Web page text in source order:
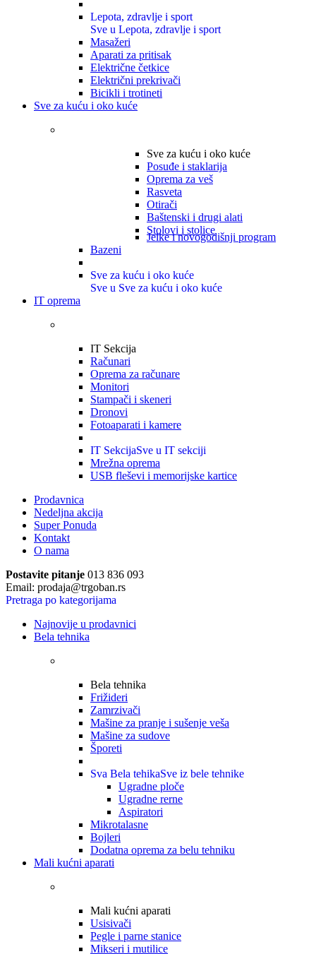
Lepota, zdravlje i sport
Sve u Lepota, zdravlje i sport
Masažeri
Aparati za pritisak
Električne četkice
Električni prekrivači
Bicikli i trotineti
Sve za kuću i oko kuće
Sve za kuću i oko kuće
Posuđe i staklarija
Oprema za veš
Rasveta
Otirači
Baštenski i drugi alati
Stolovi i stolice
Jelke i novogodišnji program
Bazeni
Sve za kuću i oko kuće
Sve u Sve za kuću i oko kuće
IT oprema
IT Sekcija
Računari
Oprema za računare
Monitori
Stampači i skeneri
Dronovi
Fotoaparati i kamere
IT SekcijaSve u IT sekciji
Mrežna oprema
USB fleševi i memorijske kartice
Prodavnica
Nedeljna akcija
Super Ponuda
Kontakt
O nama
Postavite pitanje 013 836 093
Email: prodaja@trgoban.rs
Pretraga po kategorijama
Najnovije u prodavnici
Bela tehnika
Bela tehnika
Frižideri
Zamrzivači
Mašine za pranje i sušenje veša
Mašine za sudove
Šporeti
Sva Bela tehikaSve iz bele tehnike
Ugradne ploče
Ugradne rerne
Aspiratori
Mikrotalasne
Bojleri
Dodatna oprema za belu tehniku
Mali kućni aparati
Mali kućni aparati
Usisivači
Pegle i parne stanice
Mikseri i mutilice